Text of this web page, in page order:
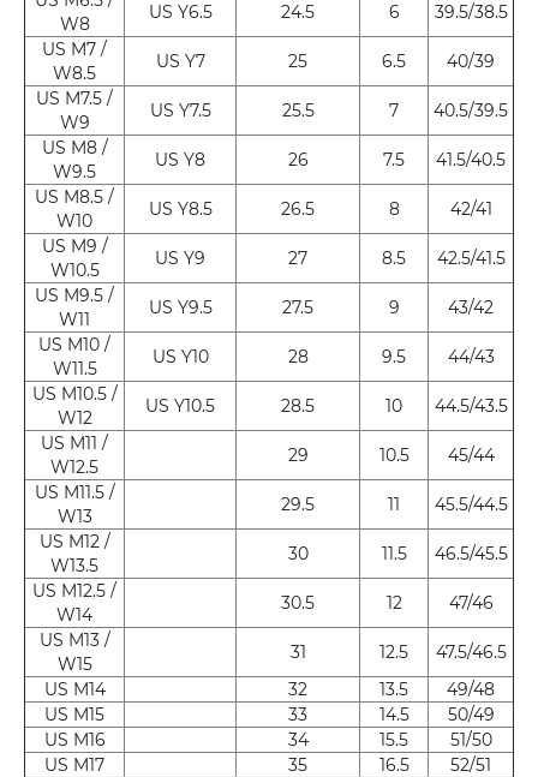
W8
US Y6.5 24.5 6
39.5/38.5
US M7 /
W8.5
US Y7 25 6.5
40/39
US M7.5 /
W9
US Y7.5 25.5 7
40.5/39.5
US M8 /
W9.5
US Y8 26 7.5
41.5/40.5
US M8.5 /
W10
US Y8.5 26.5 8
42/41
US M9 /
W10.5
US Y9 27 8.5
42.5/41.5
US M9.5 /
W11
US Y9.5 27.5 9
43/42
US M10 /
W11.5
US Y10 28 9.5
44/43
US M10.5 /
W12
US Y10.5 28.5 10
44.5/43.5
US M11 /
W12.5
29 10.5
45/44
US M11.5 /
W13
29.5 11
45.5/44.5
US M12 /
W13.5
30 11.5
46.5/45.5
US M12.5 /
W14
30.5 12
47/46
US M13 /
W15
31 12.5
47.5/46.5
US M14
32 13.5
49/48
US M15
33 14.5
50/49
US M16
34 15.5
51/50
US M17
35 16.5
52/51